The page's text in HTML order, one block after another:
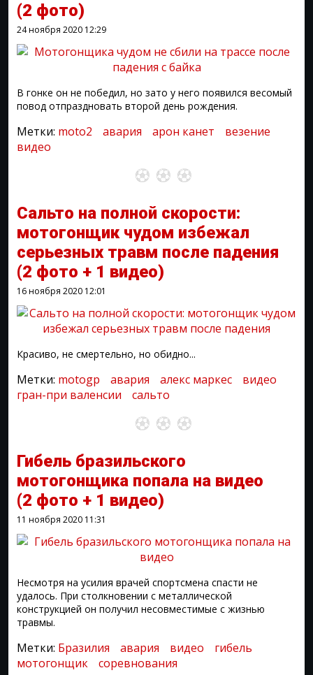
(2 фото)
24 ноября 2020 12:29
В гонке он не победил, но зато у него появился весомый
повод отпраздновать второй день рождения.
Метки: moto2 авария арон канет
везение
видео
Сальто на полной скорости:
мотогонщик чудом избежал
серьезных травм после падения
(2 фото + 1 видео)
16 ноября 2020 12:01
Красиво, не смертельно, но обидно...
Метки: motogp авария алекс маркес
видео
гран-при валенсии
сальто
Гибель бразильского
мотогонщика попала на видео
(2 фото + 1 видео)
11 ноября 2020 11:31
Несмотря на усилия врачей спортсмена спасти не
удалось. При столкновении с металлической
конструкцией он получил несовместимые с жизнью
травмы.
Метки: Бразилия авария видео
гибель
мотогонщик
соревнования